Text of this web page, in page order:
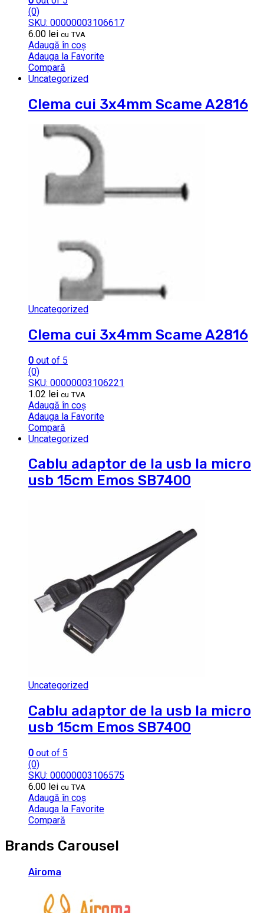
(0)
SKU: 00000003106617
6.00 lei cu TVA
Adaugă în coș
Adauga la Favorite
Compară
Uncategorized
Clema cui 3x4mm Scame A2816
Uncategorized
Clema cui 3x4mm Scame A2816
0 out of 5
(0)
SKU: 00000003106221
1.02 lei cu TVA
Adaugă în coș
Adauga la Favorite
Compară
Uncategorized
Cablu adaptor de la usb la micro
usb 15cm Emos SB7400
Uncategorized
Cablu adaptor de la usb la micro
usb 15cm Emos SB7400
0 out of 5
(0)
SKU: 00000003106575
6.00 lei cu TVA
Adaugă în coș
Adauga la Favorite
Compară
Brands Carousel
Airoma